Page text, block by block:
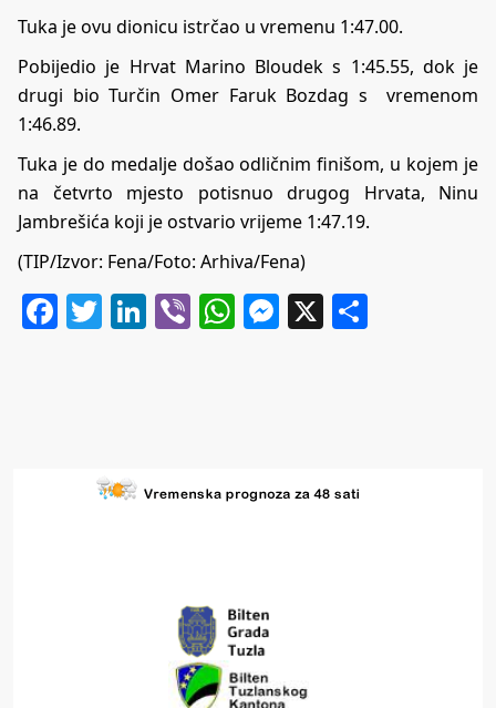
Tuka je ovu dionicu istrčao u vremenu 1:47.00.
Pobijedio je Hrvat Marino Bloudek s 1:45.55, dok je
drugi bio Turčin Omer Faruk Bozdag s vremenom
1:46.89.
Tuka je do medalje došao odličnim finišom, u kojem je
na četvrto mjesto potisnuo drugog Hrvata, Ninu
Jambrešića koji je ostvario vrijeme 1:47.19.
(TIP/Izvor: Fena/Foto: Arhiva/Fena)
Facebook
Twitter
LinkedIn
ViberWhatsApp
Messenger
X